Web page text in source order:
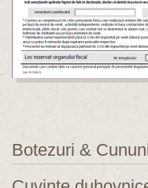
Botezuri &